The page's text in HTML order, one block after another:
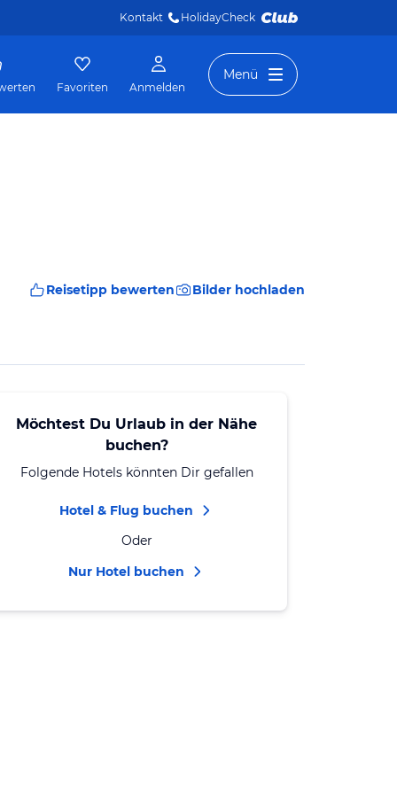
Kontakt HolidayCheck
Favoriten Anmelden
Menü
Reisetipp bewerten Bilder hochladen
Möchtest Du Urlaub in der Nähe
buchen?
Folgende Hotels könnten Dir gefallen
Hotel & Flug buchen
Oder
Nur Hotel buchen